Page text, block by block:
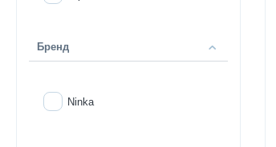
Бренд
Ninka